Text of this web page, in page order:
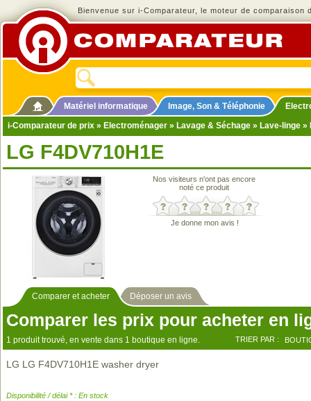
Bienvenue sur i-Comparateur, le moteur de comparaison
Matériel informatique Image, Son & Téléphonie
i-Comparateur de prix » Electroménager » Lavage & Séchage » Lave-linge »
LG F4DV710H1E
Nos visiteurs n'ont pas encore
noté ce produit
Je donne mon avis !
Comparer et acheter Déposer un avis
Comparer les prix pour acheter en
1 produit trouvé, en vente dans 1 boutique en ligne. TRIER PAR :
LG LG F4DV710H1E washer dryer
Disponibilité / délai * : En stock